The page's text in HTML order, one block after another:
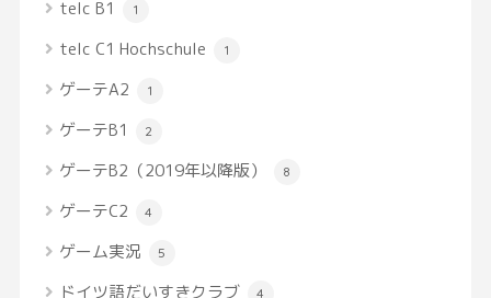
telc B1 1
telc C1 Hochschule 1
ゲーテA2 1
ゲーテB1 2
ゲーテB2（2019年以降版） 8
ゲーテC2 4
ゲーム実況 5
ドイツ語だいすきクラブ 4